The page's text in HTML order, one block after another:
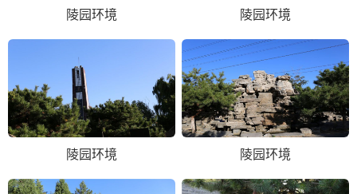
陵园环境 陵园环境
陵园环境 陵园环境